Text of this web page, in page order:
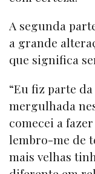
A segunda
a grande
que significa
“Eu fiz parte
mergulhada
comecei a
lembro-me de
mais velhas